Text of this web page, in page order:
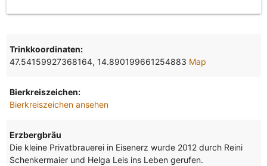
Trinkkoordinaten:
47.54159927368164, 14.890199661254883 Map
Bierkreiszeichen:
Bierkreiszeichen ansehen
Erzbergbräu
Die kleine Privatbrauerei in Eisenerz wurde 2012 durch Reini
Schenkermaier und Helga Leis ins Leben gerufen.